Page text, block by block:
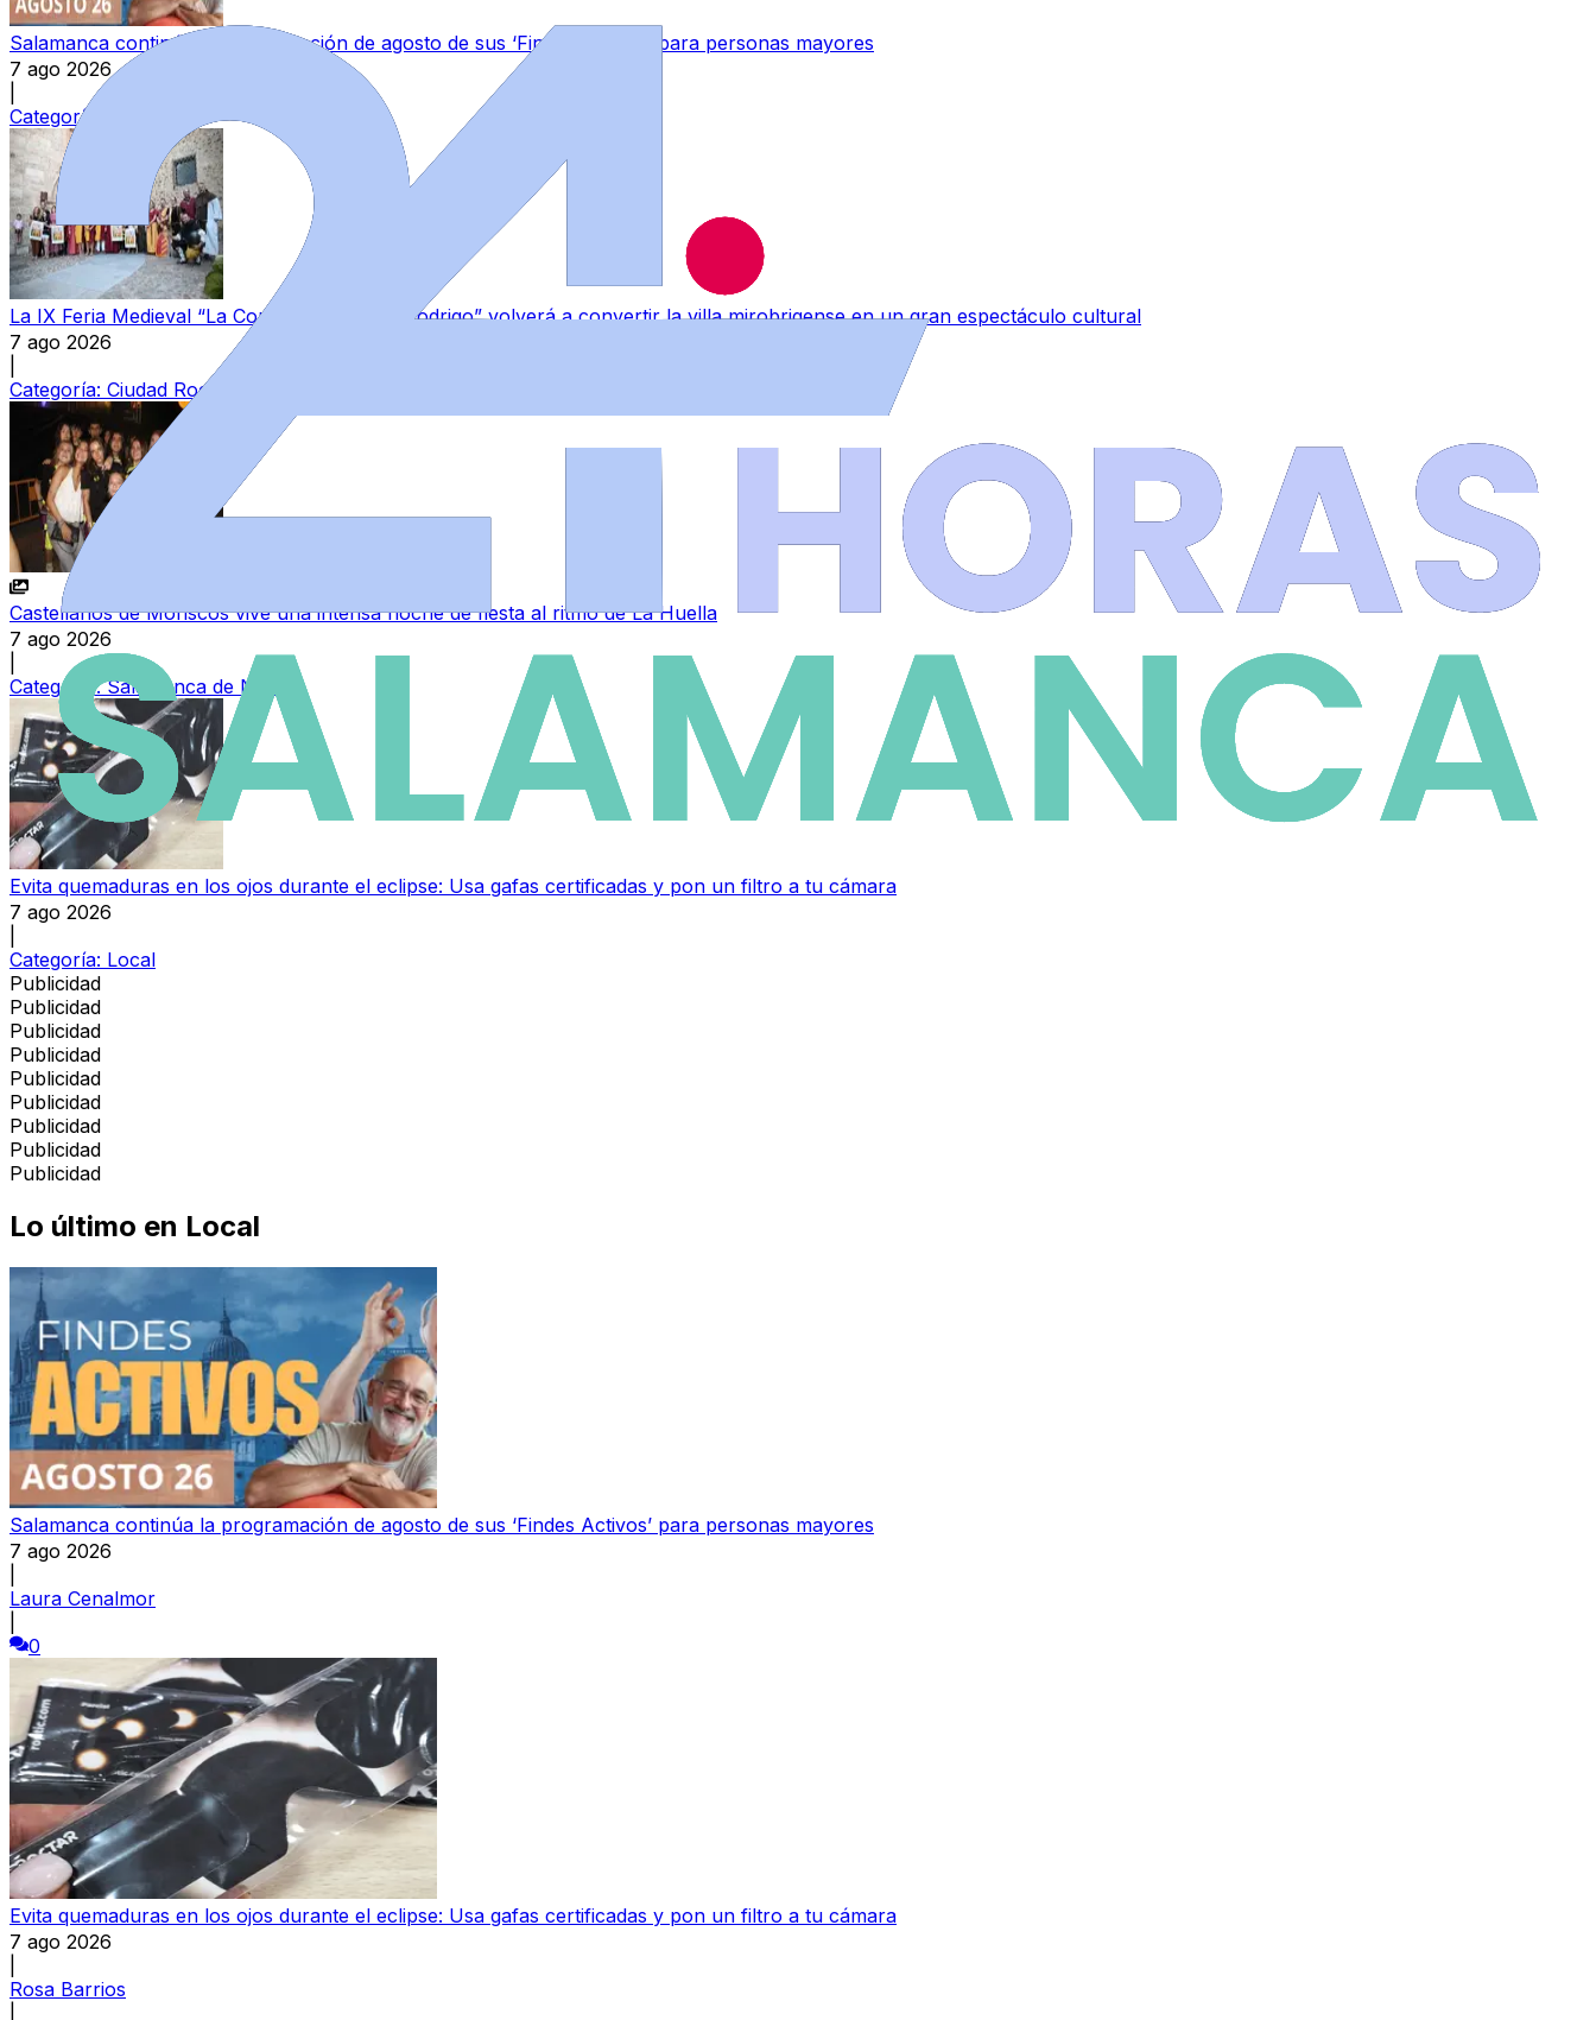
Salamanca continúa la programación de agosto de sus ‘Findes Activos’ para personas mayores
7 ago 2026
Categoría:
La IX Feria Medieval “La Conjura de Ciudad Rodrigo” volverá a convertir la villa mirobrigense en un gran espectáculo cultural
7 ago 2026
Categoría: Ciudad Rodrigo
Castellanos de Moriscos vive una intensa noche de fiesta al ritmo de La Huella
7 ago 2026
Categoría:Salamanca de Noche
Evita quemaduras en los ojos durante el eclipse: Usa gafas certificadas y pon un filtro a tu cámara
7 ago 2026
Categoría: Local
Publicidad
Publicidad
Publicidad
Publicidad
Publicidad
Publicidad
Publicidad
Publicidad
Publicidad
Lo último en Local
Salamanca continúa la programación de agosto de sus ‘Findes Activos’ para personas mayores
7 ago 2026
Laura Cenalmor
0
Evita quemaduras en los ojos durante el eclipse: Usa gafas certificadas y pon un filtro a tu cámara
7 ago 2026
Rosa Barrios